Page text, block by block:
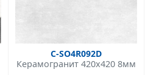
C-SO4R092D
Керамогранит 420x420 8мм